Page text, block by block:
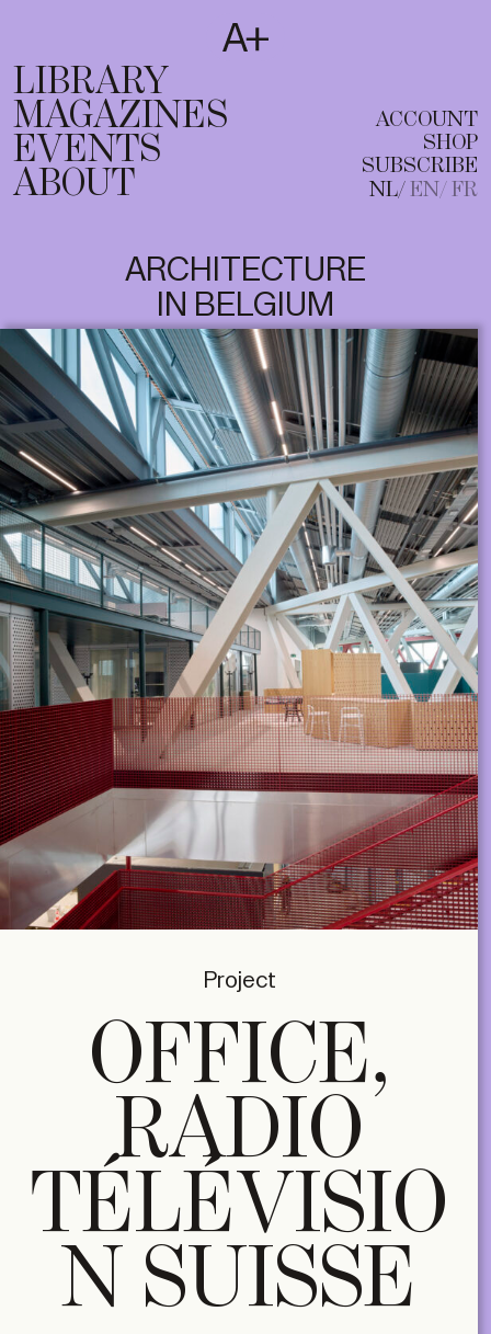
T
EN FR
LIBRARY
MAGAZINES
EVENTS
ABOUT
ACCOUNT
SHOP
SUBSCRIBE
NL EN FR
ARCHITECTURE
IN BELGIUM
Project
OFFICE,
RADIO
TÉLÉVISIO
N SUISSE